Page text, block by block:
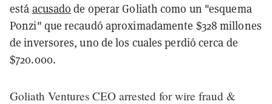
está acusado de operar Goliath como un "esquema
Ponzi" que recaudó aproximadamente $328 millones
de inversores, uno de los cuales perdió cerca de
$720.000.
Goliath Ventures CEO arrested for wire fraud &